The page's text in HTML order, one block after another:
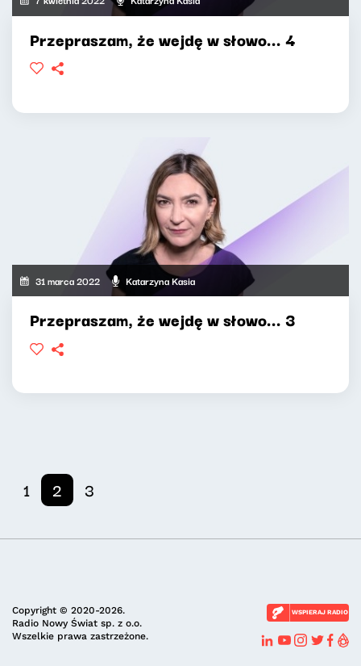
Przepraszam, że wejdę w słowo... 4
31 marca 2022 Katarzyna Kasia
Przepraszam, że wejdę w słowo... 3
1 2 3
Copyright © 2020-2026.
Radio Nowy Świat sp. z o.o.
Wszelkie prawa zastrzeżone.
WSPIERAJ RADIO